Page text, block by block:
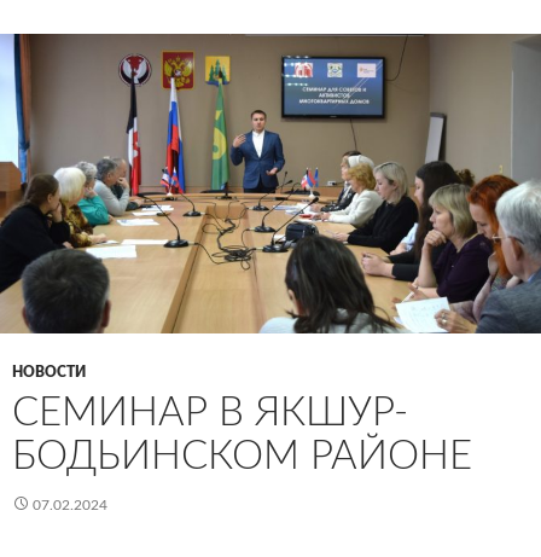
НОВОСТИ
СЕМИНАР В ЯКШУР-
БОДЬИНСКОМ РАЙОНЕ
07.02.2024